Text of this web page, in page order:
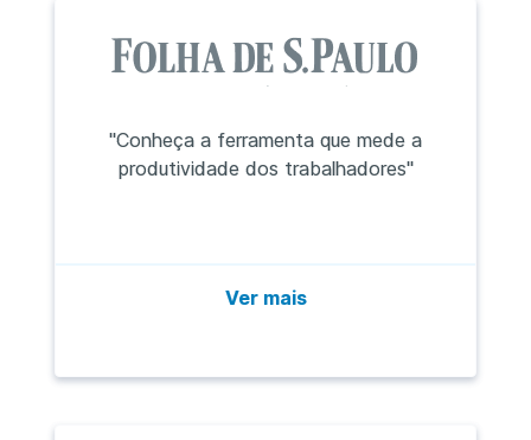
"Conheça a ferramenta que mede a
produtividade dos trabalhadores"
Ver mais